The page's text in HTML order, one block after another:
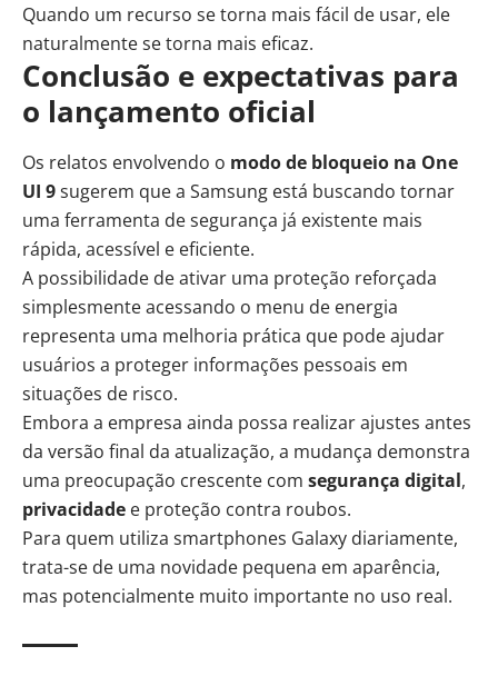
Quando um recurso se torna mais fácil de usar, ele
naturalmente se torna mais eficaz.
Conclusão e expectativas para
o lançamento oficial
Os relatos envolvendo o modo de bloqueio na One
UI 9sugerem que a Samsung está buscando tornar
uma ferramenta de segurança já existente mais
rápida, acessível e eficiente.
A possibilidade de ativar uma proteção reforçada
simplesmente acessando o menu de energia
representa uma melhoria prática que pode ajudar
usuários a proteger informações pessoais em
situações de risco.
Embora a empresa ainda possa realizar ajustes antes
da versão final da atualização, a mudança demonstra
uma preocupação crescente com segurança digital,
privacidade e proteção contra roubos.
Para quem utiliza smartphones Galaxy diariamente,
trata-se de uma novidade pequena em aparência,
mas potencialmente muito importante no uso real.